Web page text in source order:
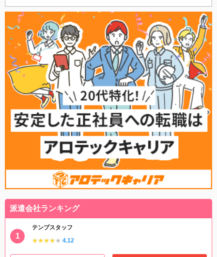
派遣会社ランキング
テンプスタッフ
★★★★★
★★★★★ 4.12